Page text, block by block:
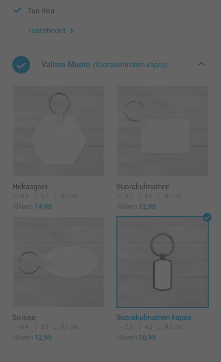
Tuo iloa
Tuotetiedot
Valitse Muoto (Suorakulmainen kapea)
Heksagoni
6,5 5,7 0,1 cm
Alkaen 14,95
Suorakulmainen
5,7 4,1 0,1 cm
Alkaen 12,95
Soikea
6,4 3,5 0,1 cm
Alkaen 12,95
Suorakulmainen kapea
2,5 4,2 0,3 cm
Alkaen 10,95